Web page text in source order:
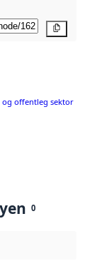
og offentleg sektor
0